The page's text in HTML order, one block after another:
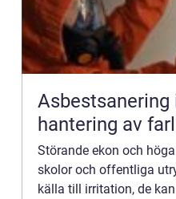
Asbestsanering
hantering av
Störande ekon och
skolor och offentliga
källa till irritation, de